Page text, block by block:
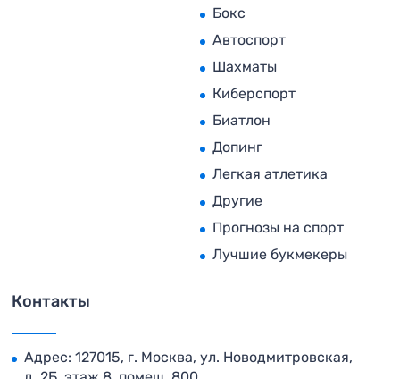
Бокс
Автоспорт
Шахматы
Киберспорт
Биатлон
Допинг
Легкая атлетика
Другие
Прогнозы на спорт
Лучшие букмекеры
Контакты
Адрес: 127015, г. Москва, ул. Новодмитровская,